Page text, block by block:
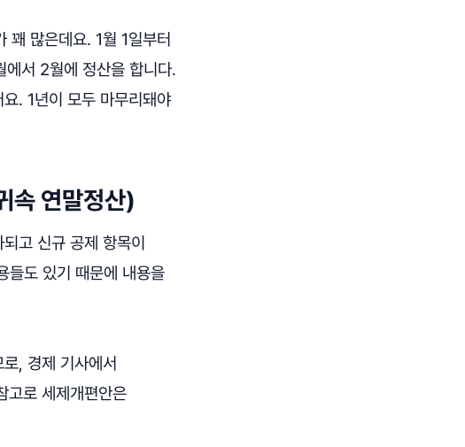
꽤 많은데요. 1월 1일부터
에서 2월에 정산을 합니다.
. 1년이 모두 마무리돼야
속 연말정산)
고 신규 공제 항목이
들도 있기 때문에 내용을
, 경제 기사에서
고로 세제개편안은